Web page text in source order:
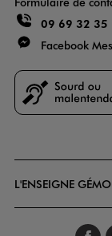
09 69 32 35
Facebook
L'ENSEIGNE GÉMO